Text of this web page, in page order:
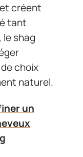
créent
tant
le shag
choix
naturel.
un